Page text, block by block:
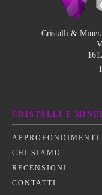
Cristalli &
CRISTALLI E
APPROFONDIMENTI
CHI SIAMO
RECENSIONI
CONTATTI